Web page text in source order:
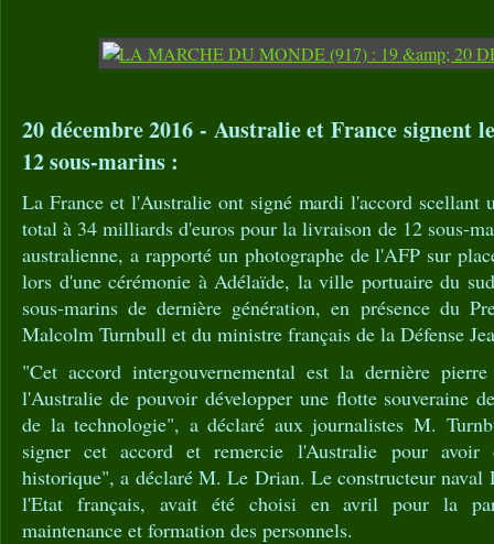
20 décembre 2016 - Australie et France signent
12 sous-marins :
La France et l'Australie ont signé mardi l'accord scellant
total à 34 milliards d'euros pour la livraison de 12 sous-
australienne, a rapporté un photographe de l'AFP sur
lors d'une cérémonie à Adélaïde, la ville portuaire du
sous-marins de dernière génération, en présence du
Malcolm Turnbull et du ministre français de la Défense
"Cet accord intergouvernemental est la dernière
l'Australie de pouvoir développer une flotte souveraine
de la technologie", a déclaré aux journalistes M.
signer cet accord et remercie l'Australie pour avoir
historique", a déclaré M. Le Drian. Le constructeur naval
l'Etat français, avait été choisi en avril pour la
maintenance et formation des personnels.